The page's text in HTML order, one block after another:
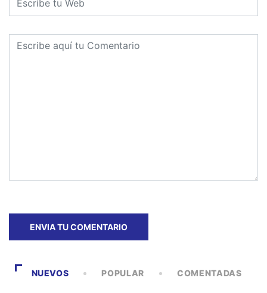
NUEVOS POPULAR COMENTADAS